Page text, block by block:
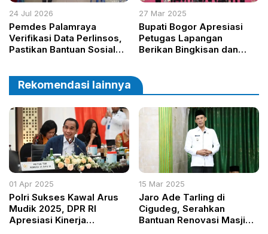
24 Jul 2026
Pemdes Palamraya
Verifikasi Data Perlinsos,
Pastikan Bantuan Sosial
27 Mar 2025
Bupati Bogor Apresiasi
Petugas Lapangan
Berikan Bingkisan dan
Rekomendasi lainnya
01 Apr 2025
Polri Sukses Kawal Arus
Mudik 2025, DPR RI
Apresiasi Kinerja
15 Mar 2025
Jaro Ade Tarling di
Cigudeg, Serahkan
Bantuan Renovasi Masjid